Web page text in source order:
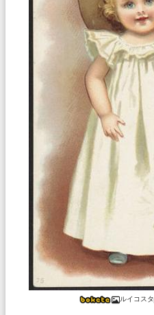
ルイコスタ